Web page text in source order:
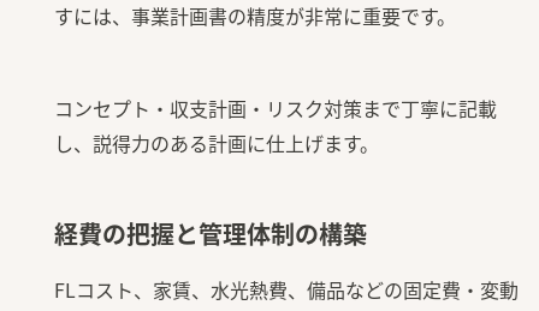
すには、事業計画書の精度が非常に重要です。
コンセプト・収支計画・リスク対策まで丁寧に記載
し、説得力のある計画に仕上げます。
経費の把握と管理体制の構築
FLコスト、家賃、水光熱費、備品などの固定費・変動